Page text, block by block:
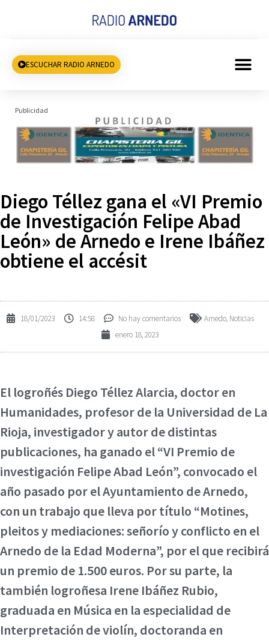
ESCUCHAR RADIO ARNEDO
Publicidad
Diego Téllez gana el «VI Premio
de Investigación Felipe Abad
León» de Arnedo e Irene Ibáñez
obtiene el accésit
18/01/2023 14:58 No hay comentarios Arnedo, Noticias
enero 18, 2023
El logroñés Diego Téllez Alarcia, doctor en
Humanidades, profesor de la Universidad de La
Rioja, investigador y autor de distintas
publicaciones, ha ganado el “VI Premio de
investigación Felipe Abad León”, convocado el
año pasado por el Ayuntamiento de Arnedo,
con un trabajo que lleva por título “Motines,
pleitos y mediaciones: señorío y conflicto en el
Arnedo de la Edad Moderna”, por el que recibirá
un premio de 1.500 euros. Por su parte, la
también logroñesa Irene Ibáñez Rubio,
graduada en Música en la especialidad de
Interpretación de violín, doctoranda en